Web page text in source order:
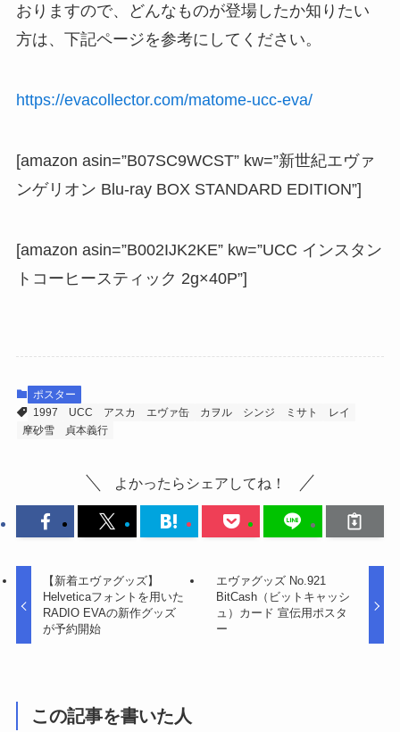
おりますので、どんなものが登場したか知りたい
方は、下記ページを参考にしてください。
https://evacollector.com/matome-ucc-eva/
[amazon asin=”B07SC9WCST” kw=”新世紀エヴァ
ンゲリオン Blu-ray BOX STANDARD EDITION”]
[amazon asin=”B002IJK2KE” kw=”UCC インスタン
トコーヒースティック 2g×40P”]
ポスター
1997
UCC アスカ エヴァ缶 カヲル シンジ ミサト
レイ
摩砂雪
貞本義行
よかったらシェアしてね！
【新着エヴァグッズ】
Helveticaフォントを用いた
RADIO EVAの新作グッズ
が予約開始
エヴァグッズ No.921
BitCash（ビットキャッシ
ュ）カード 宣伝用ポスタ
ー
この記事を書いた人